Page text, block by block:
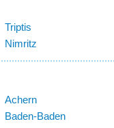
Triptis
Nimritz
Achern
Baden-Baden